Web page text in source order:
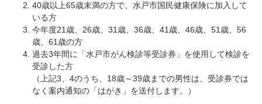
40歳以上65歳未満の方で、水戸市国民健康保険に加入して
いる方
今年度21歳、26歳、31歳、36歳、41歳、46歳、51歳、56
歳、61歳の方
過去3年間に「水戸市がん検診等受診券」を使用して検診を
受診した方
（上記3、4のうち、18歳～39歳までの男性は、受診券では
なく案内通知の「はがき」を送付します。）